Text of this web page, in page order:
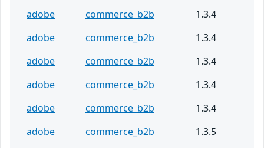
adobe
commerce_b2b
1.3.4
adobe
commerce_b2b
1.3.4
adobe
commerce_b2b
1.3.4
adobe
commerce_b2b
1.3.4
adobe
commerce_b2b
1.3.4
adobe
commerce_b2b
1.3.5